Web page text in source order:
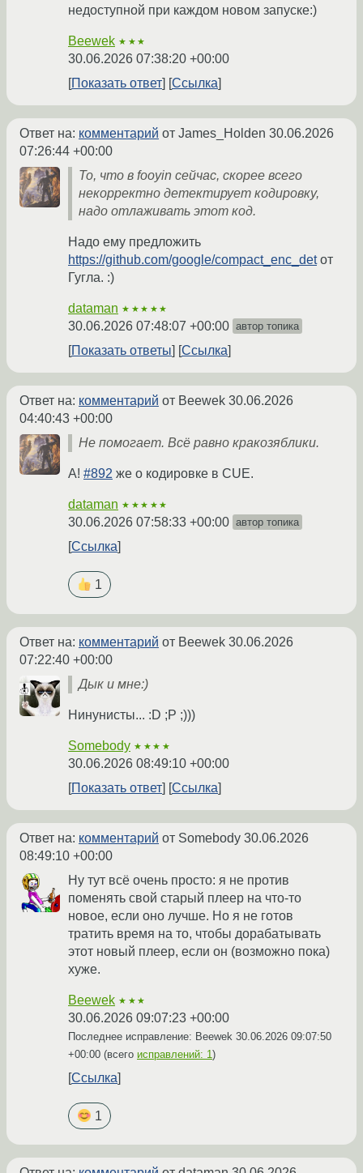
недоступной при каждом новом запуске:)
Beewek ★★★
30.06.2026 07:38:20 +00:00
Показать ответ
Ссылка
Ответ на: комментарий от James_Holden 30.06.2026
07:26:44 +00:00
То, что в fooyin сейчас, скорее всего
некорректно детектирует кодировку,
надо отлаживать этот код.
Надо ему предложить
https://github.com/google/compact_enc_detот
Гугла. :)
dataman ★★★★★
30.06.2026 07:48:07 +00:00 автор топика
Показать ответы Ссылка
Ответ на: комментарий от Beewek 30.06.2026
04:40:43 +00:00
Не помогает. Всё равно кракозяблики.
А! #892 же о кодировке в CUE.
dataman ★★★★★
30.06.2026 07:58:33 +00:00 автор топика
Ссылка
1
Ответ на: комментарий от Beewek 30.06.2026
07:22:40 +00:00
Дык и мне:)
Нинунисты... :D ;P ;)))
Somebody ★★★★
30.06.2026 08:49:10 +00:00
Показать ответ
Ссылка
Ответ на: комментарий от Somebody 30.06.2026
08:49:10 +00:00
Ну тут всё очень просто: я не против
поменять свой старый плеер на что-то
новое, если оно лучше. Но я не готов
тратить время на то, чтобы дорабатывать
этот новый плеер, если он (возможно пока)
хуже.
Beewek ★★★
30.06.2026 09:07:23 +00:00
Последнее исправление: Beewek 30.06.2026 09:07:50
+00:00 (всего исправлений: 1)
Ссылка
1